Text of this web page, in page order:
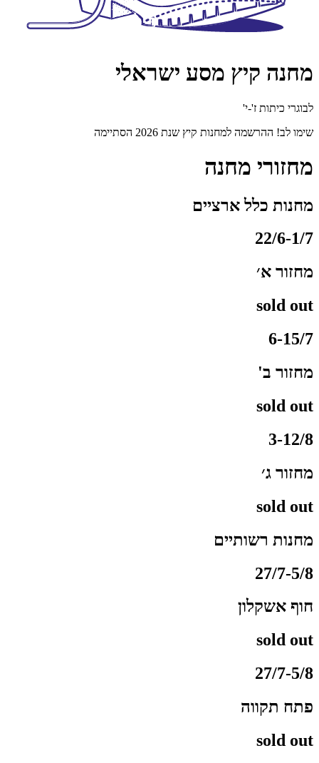
מחנה קיץ מסע ישראלי
לבוגרי כיתות ז'-י'
שימו לב! ההרשמה למחנות קיץ שנת 2026 הסתיימה
מחזורי מחנה
מחנות כלל ארציים
22/6-1/7
מחזור א׳
sold out
6-15/7
מחזור ב'
sold out
3-12/8
מחזור ג׳
sold out
מחנות רשותיים
27/7-5/8
חוף אשקלון
sold out
27/7-5/8
פתח תקווה
sold out